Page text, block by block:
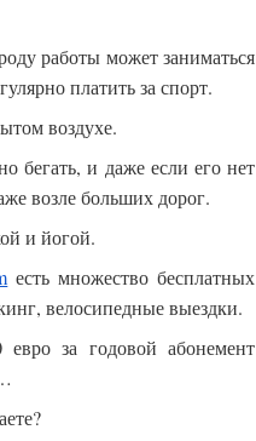
работы может заниматься
платить за спорт.
воздухе.
бегать, и даже если его нет
возле больших дорог.
и йогой.
есть множество бесплатных
велосипедные выездки.
за годовой абонемент